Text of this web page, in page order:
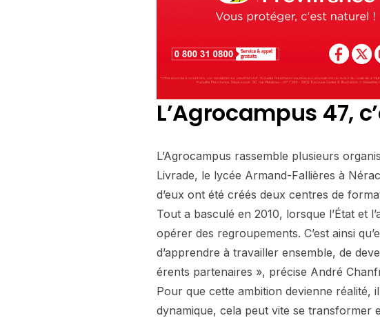
L’Agrocampus 47,
L’Agrocampus rassemble plusieurs
Livrade, le lycée Armand-Fallières à
d’eux ont été créés deux centres de
Tout a basculé en 2010, lorsque l’État et
opérer des regroupements. C’est ainsi
d’apprendre à travailler ensemble, de
érents partenaires », précise André
Pour que cette ambition devienne réalité,
dynamique, cela peut vite se transformer